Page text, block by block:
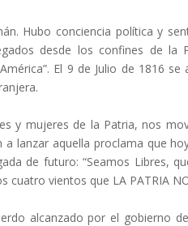
Hubo conciencia política y
desde los confines de la
El 9 de Julio de 1816
y mujeres de la Patria, nos
lanzar aquella proclama que
de futuro: “Seamos Libres,
vientos que LA PATRIA
alcanzado por el gobierno